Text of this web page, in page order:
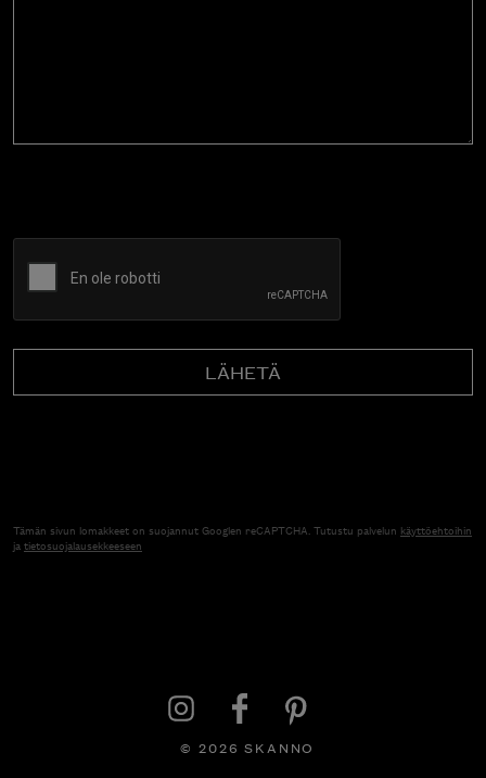
Tämän sivun lomakkeet on suojannut Googlen reCAPTCHA. Tutustu palvelun
käyttöehtoihinjatietosuojalausekkeeseen
© 2026 SKANNO